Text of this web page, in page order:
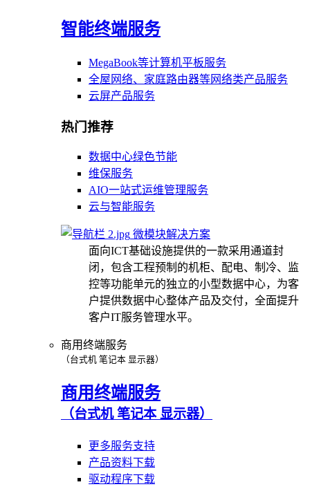
智能终端服务
MegaBook等计算机平板服务
全屋网络、家庭路由器等网络类产品服务
云屏产品服务
热门推荐
数据中心绿色节能
维保服务
AIO一站式运维管理服务
云与智能服务
微模块解决方案
面向ICT基础设施提供的一款采用通道封
闭，包含工程预制的机柜、配电、制冷、监
控等功能单元的独立的小型数据中心，为客
户提供数据中心整体产品及交付，全面提升
客户IT服务管理水平。
商用终端服务
（台式机 笔记本 显示器）
商用终端服务
（台式机 笔记本 显示器）
更多服务支持
产品资料下载
驱动程序下载